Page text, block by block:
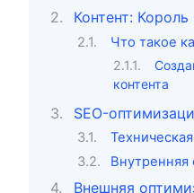
Контент:
Что такое
контента
SEO-
Внутренняя
Внешняя